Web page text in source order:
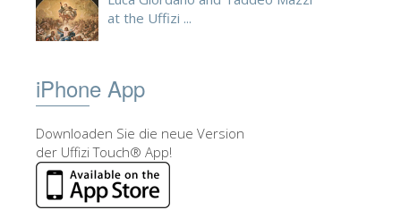
at the Uffizi ...
iPhone App
Downloaden Sie die neue Version
der Uffizi Touch® App!